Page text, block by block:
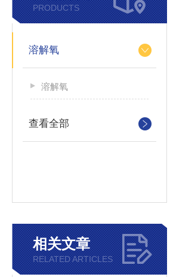
PRODUCTS
溶解氧
溶解氧
查看全部
相关文章
RELATED ARTICLES